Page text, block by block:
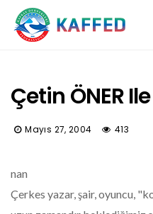
Çetin ÖNER
Mayıs 27, 2004 413
nan
Çerkes yazar, şair, oyuncu,